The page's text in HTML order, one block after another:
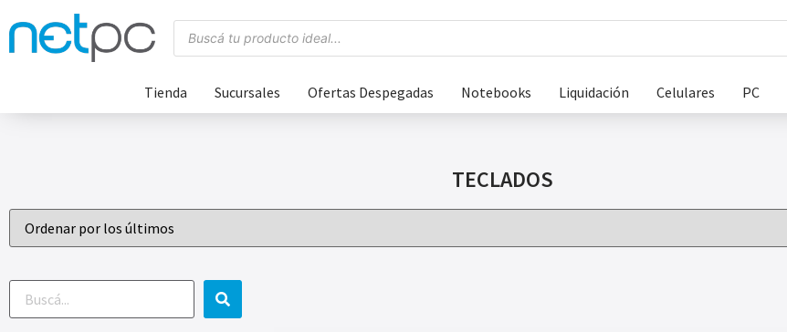
Tienda Sucursales Ofertas Despegadas Notebooks Liquidación Celulares PC
TECLADOS